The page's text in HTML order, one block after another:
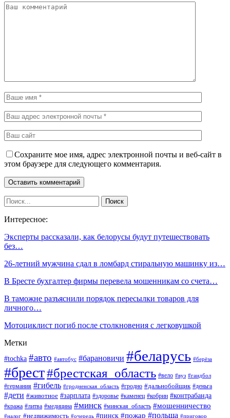
Сохраните мое имя, адрес электронной почты и веб-сайт в
этом браузере для следующего комментария.
Интересное:
Эксперты рассказали, как белорусы будут путешествовать
без…
26-летний мужчина сдал в ломбард стиральную машинку из…
В Бресте бухгалтер фирмы перевела мошенникам со счета…
В таможне разъяснили порядок пересылки товаров для
личного…
Мотоциклист погиб после столкновения с легковушкой
Метки
#tochka #авто #автобус #барановичи #беларусь #берёза
#брест#брестская_область #вело #вуз #гандбол
#германия #гибель #гродненская_область #гродно #дальнобойщик #деньга
#дети #животное #зарплата #здоровье #каменец #кобрин #контрабанда
#кража #литва #медицина #минск #минская_область #мошенничество
#налог #недвижимость #очередь #пинск #пожар #польша #приговор